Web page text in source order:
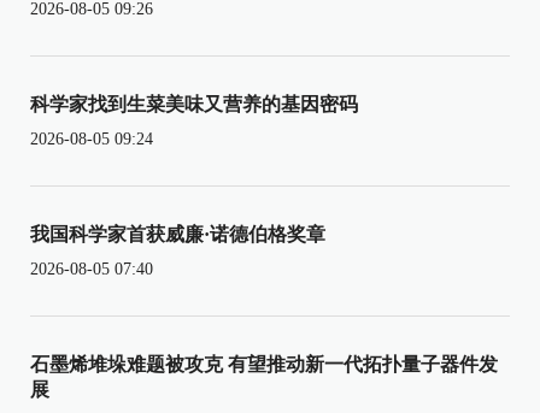
2026-08-05 09:26
科学家找到生菜美味又营养的基因密码
2026-08-05 09:24
我国科学家首获威廉·诺德伯格奖章
2026-08-05 07:40
石墨烯堆垛难题被攻克 有望推动新一代拓扑量子器件发
展